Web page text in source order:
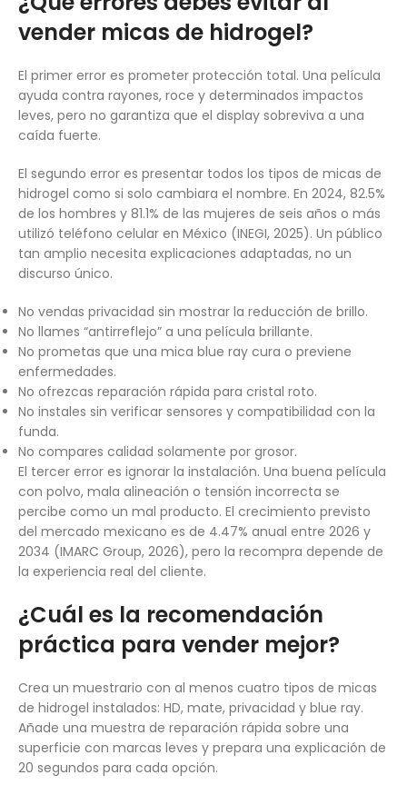
vender micas de hidrogel?
El primer error es prometer protección total. Una película
ayuda contra rayones, roce y determinados impactos
leves, pero no garantiza que el display sobreviva a una
caída fuerte.
El segundo error es presentar todos los tipos de micas de
hidrogel como si solo cambiara el nombre. En 2024, 82.5%
de los hombres y 81.1% de las mujeres de seis años o más
utilizó teléfono celular en México (INEGI, 2025). Un público
tan amplio necesita explicaciones adaptadas, no un
discurso único.
No vendas privacidad sin mostrar la reducción de brillo.
No llames “antirreflejo” a una película brillante.
No prometas que una mica blue ray cura o previene
enfermedades.
No ofrezcas reparación rápida para cristal roto.
No instales sin verificar sensores y compatibilidad con la
funda.
No compares calidad solamente por grosor.
El tercer error es ignorar la instalación. Una buena película
con polvo, mala alineación o tensión incorrecta se
percibe como un mal producto. El crecimiento previsto
del mercado mexicano es de 4.47% anual entre 2026 y
2034 (IMARC Group, 2026), pero la recompra depende de
la experiencia real del cliente.
¿Cuál es la recomendación
práctica para vender mejor?
Crea un muestrario con al menos cuatro tipos de micas
de hidrogel instalados: HD, mate, privacidad y blue ray.
Añade una muestra de reparación rápida sobre una
superficie con marcas leves y prepara una explicación de
20 segundos para cada opción.